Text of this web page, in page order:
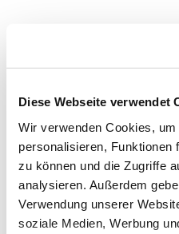
Diese Webseite verwendet
Wir verwenden Cookies,
personalisieren, Funktionen
zu können und die Zugriffe
analysieren. Außerdem
Verwendung unserer
soziale Medien, Werbung